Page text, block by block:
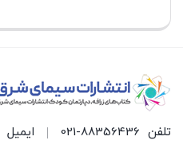
تلفن 021-88356436 ایمیل